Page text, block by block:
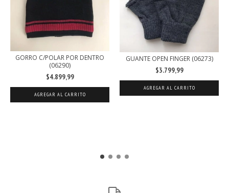
GORRO C/POLAR POR DENTRO
(06290)
$4.899,99
AGREGAR AL CARRITO
GUANTE OPEN FINGER (06273)
$3.799,99
AGREGAR AL CARRITO